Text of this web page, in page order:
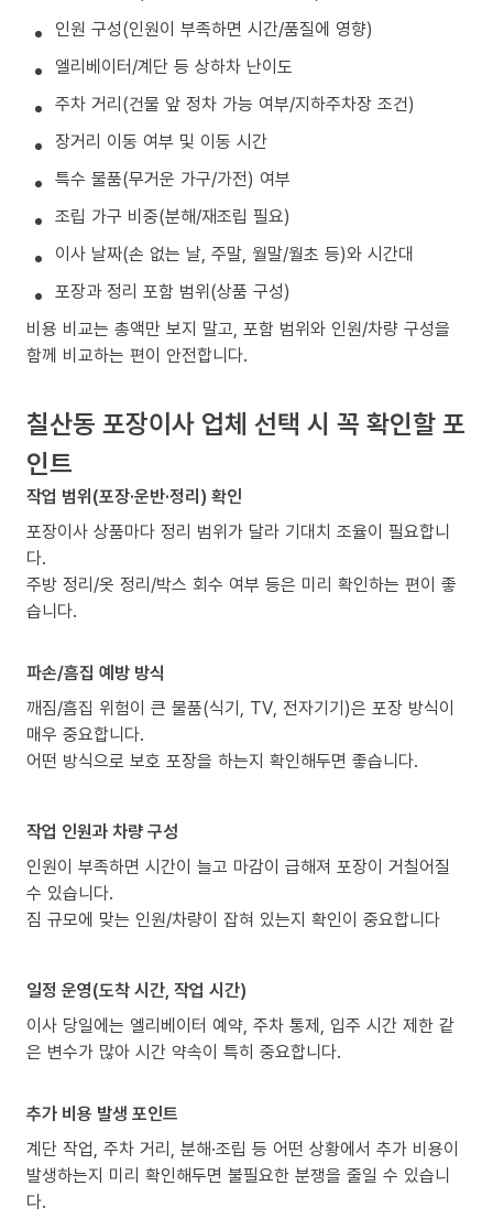
인원 구성(인원이 부족하면 시간/품질에 영향)
엘리베이터/계단 등 상하차 난이도
주차 거리(건물 앞 정차 가능 여부/지하주차장 조건)
장거리 이동 여부 및 이동 시간
특수 물품(무거운 가구/가전) 여부
조립 가구 비중(분해/재조립 필요)
이사 날짜(손 없는 날, 주말, 월말/월초 등)와 시간대
포장과 정리 포함 범위(상품 구성)
비용 비교는 총액만 보지 말고, 포함 범위와 인원/차량 구성을
함께 비교하는 편이 안전합니다.
칠산동 포장이사 업체 선택 시 꼭 확인할 포
인트
작업 범위(포장·운반·정리) 확인
포장이사 상품마다 정리 범위가 달라 기대치 조율이 필요합니
다.
주방 정리/옷 정리/박스 회수 여부 등은 미리 확인하는 편이 좋
습니다.
파손/흠집 예방 방식
깨짐/흠집 위험이 큰 물품(식기, TV, 전자기기)은 포장 방식이
매우 중요합니다.
어떤 방식으로 보호 포장을 하는지 확인해두면 좋습니다.
작업 인원과 차량 구성
인원이 부족하면 시간이 늘고 마감이 급해져 포장이 거칠어질
수 있습니다.
짐 규모에 맞는 인원/차량이 잡혀 있는지 확인이 중요합니다
일정 운영(도착 시간, 작업 시간)
이사 당일에는 엘리베이터 예약, 주차 통제, 입주 시간 제한 같
은 변수가 많아 시간 약속이 특히 중요합니다.
추가 비용 발생 포인트
계단 작업, 주차 거리, 분해·조립 등 어떤 상황에서 추가 비용이
발생하는지 미리 확인해두면 불필요한 분쟁을 줄일 수 있습니
다.